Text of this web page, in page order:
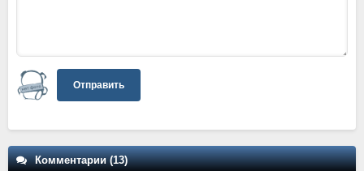
Отправить
Комментарии (13)